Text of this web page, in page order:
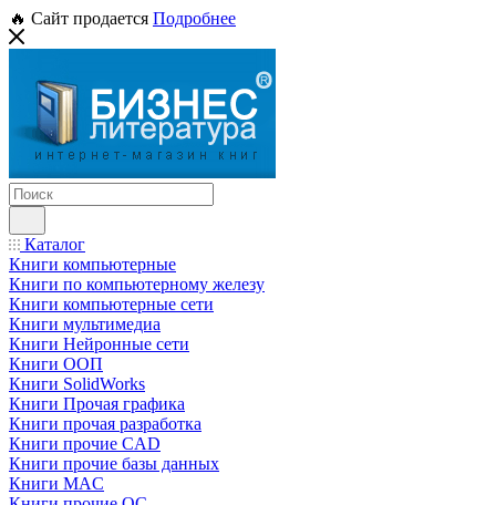
🔥 Сайт продается Подробнее
Каталог
Книги компьютерные
Книги по компьютерному железу
Книги компьютерные сети
Книги мультимедиа
Книги Нейронные сети
Книги ООП
Книги SolidWorks
Книги Прочая графика
Книги прочая разработка
Книги прочие CAD
Книги прочие базы данных
Книги MAC